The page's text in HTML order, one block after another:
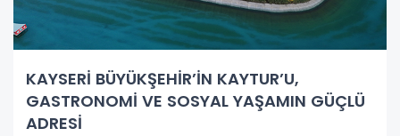
KAYSERİ BÜYÜKŞEHİR’İN KAYTUR’U,
GASTRONOMİ VE SOSYAL YAŞAMIN GÜÇLÜ
ADRESİ